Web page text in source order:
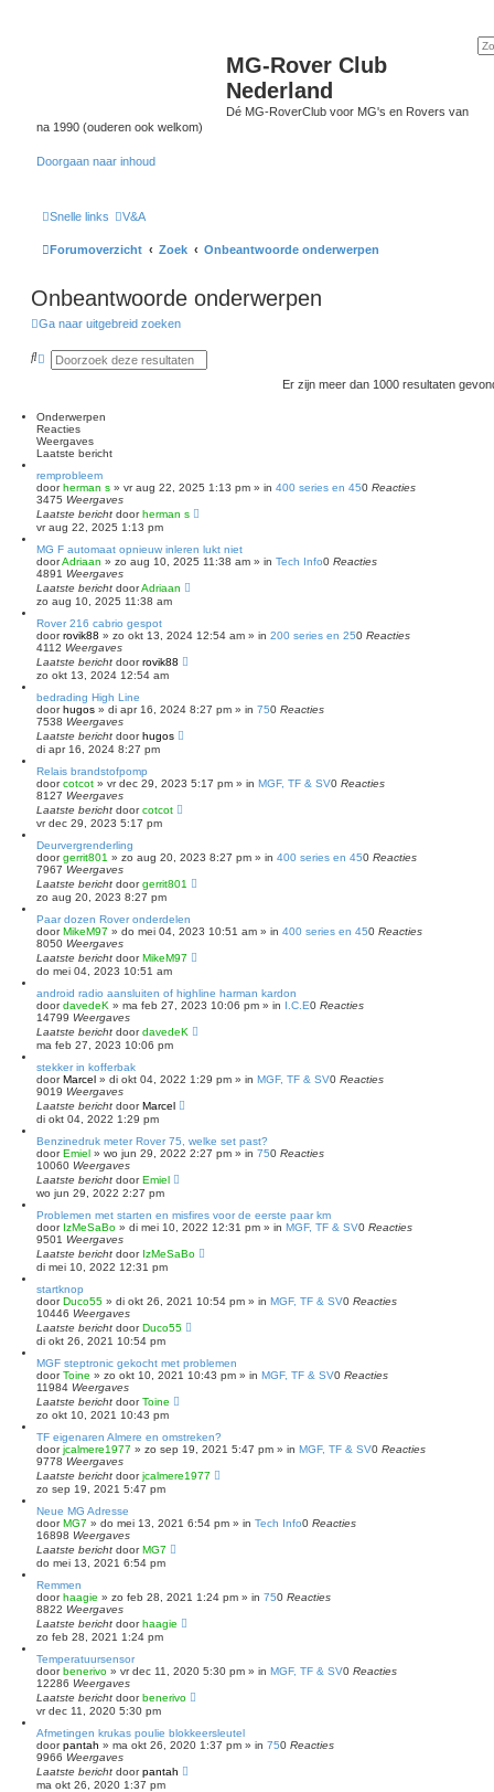
MG-Rover Club
Nederland
Dé MG-RoverClub voor MG's en Rovers van
na 1990 (ouderen ook welkom)
Doorgaan naar inhoud
Snelle links V&A
Forumoverzicht Zoek Onbeantwoorde onderwerpen
Onbeantwoorde onderwerpen
Ga naar uitgebreid zoeken
Z U
b
r
e
i
d
z
o
e
k
n
Er zijn meer dan 1000 resultaten
Onderwerpen
Reacties
Weergaves
Laatste bericht
remprobleem
doorherman s » vr aug 22, 2025 1:13 pm » in 400 series en 450 Reacties
3475 Weergaves
Laatste bericht doorherman s
vr aug 22, 2025 1:13 pm
MG F automaat opnieuw inleren lukt niet
doorAdriaan » zo aug 10, 2025 11:38 am » in Tech Info0 Reacties
4891 Weergaves
Laatste bericht doorAdriaan
zo aug 10, 2025 11:38 am
Rover 216 cabrio gespot
doorrovik88 » zo okt 13, 2024 12:54 am » in 200 series en 250 Reacties
4112 Weergaves
Laatste bericht doorrovik88
zo okt 13, 2024 12:54 am
bedrading High Line
doorhugos » di apr 16, 2024 8:27 pm » in 750 Reacties
7538 Weergaves
Laatste bericht doorhugos
di apr 16, 2024 8:27 pm
Relais brandstofpomp
doorcotcot » vr dec 29, 2023 5:17 pm » in MGF, TF & SV0 Reacties
8127 Weergaves
Laatste bericht doorcotcot
vr dec 29, 2023 5:17 pm
Deurvergrenderling
doorgerrit801 » zo aug 20, 2023 8:27 pm » in 400 series en 450 Reacties
7967 Weergaves
Laatste bericht doorgerrit801
zo aug 20, 2023 8:27 pm
Paar dozen Rover onderdelen
doorMikeM97 » do mei 04, 2023 10:51 am » in 400 series en 450 Reacties
8050 Weergaves
Laatste bericht doorMikeM97
do mei 04, 2023 10:51 am
android radio aansluiten of highline harman kardon
doordavedeK » ma feb 27, 2023 10:06 pm » in I.C.E0 Reacties
14799 Weergaves
Laatste bericht doordavedeK
ma feb 27, 2023 10:06 pm
stekker in kofferbak
doorMarcel » di okt 04, 2022 1:29 pm » in MGF, TF & SV0 Reacties
9019 Weergaves
Laatste bericht doorMarcel
di okt 04, 2022 1:29 pm
Benzinedruk meter Rover 75, welke set past?
doorEmiel » wo jun 29, 2022 2:27 pm » in 750 Reacties
10060 Weergaves
Laatste bericht doorEmiel
wo jun 29, 2022 2:27 pm
Problemen met starten en misfires voor de eerste paar km
door IzMeSaBo » di mei 10, 2022 12:31 pm » in MGF, TF & SV0 Reacties
9501 Weergaves
Laatste bericht door IzMeSaBo
di mei 10, 2022 12:31 pm
startknop
doorDuco55 » di okt 26, 2021 10:54 pm » in MGF, TF & SV0 Reacties
10446 Weergaves
Laatste bericht doorDuco55
di okt 26, 2021 10:54 pm
MGF steptronic gekocht met problemen
doorToine » zo okt 10, 2021 10:43 pm » in MGF, TF & SV0 Reacties
11984 Weergaves
Laatste bericht doorToine
zo okt 10, 2021 10:43 pm
TF eigenaren Almere en omstreken?
doorjcalmere1977 » zo sep 19, 2021 5:47 pm » in MGF, TF & SV0 Reacties
9778 Weergaves
Laatste bericht doorjcalmere1977
zo sep 19, 2021 5:47 pm
Neue MG Adresse
doorMG7 » do mei 13, 2021 6:54 pm » in Tech Info0 Reacties
16898 Weergaves
Laatste bericht doorMG7
do mei 13, 2021 6:54 pm
Remmen
doorhaagie » zo feb 28, 2021 1:24 pm » in 750 Reacties
8822 Weergaves
Laatste bericht doorhaagie
zo feb 28, 2021 1:24 pm
Temperatuursensor
doorbenerivo » vr dec 11, 2020 5:30 pm » in MGF, TF & SV0 Reacties
12286 Weergaves
Laatste bericht doorbenerivo
vr dec 11, 2020 5:30 pm
Afmetingen krukas poulie blokkeersleutel
doorpantah » ma okt 26, 2020 1:37 pm » in 750 Reacties
9966 Weergaves
Laatste bericht doorpantah
ma okt 26, 2020 1:37 pm